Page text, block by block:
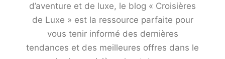
d’aventure et de luxe, le blog « Croisières
de Luxe » est la ressource parfaite pour
vous tenir informé des dernières
tendances et des meilleures offres dans le